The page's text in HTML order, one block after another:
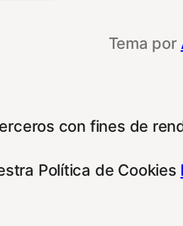
Tema por
con fines de
Política de Cookies